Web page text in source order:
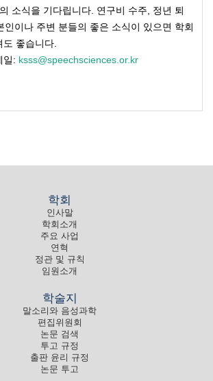
소식을 기다립니다. 연구비 수주, 정년 퇴
인이나 주변 분들의 좋은 소식이 있으면 학회
좋습니다.
일: ksss@speechsciences.or.kr
학회
인사말
학회소개
주요 사업
연혁
정관 및 규칙
임원소개
학술지
말소리와 음성과학
편집위원회
논문 검색
투고 규정
출판 윤리 규정
논문 투고